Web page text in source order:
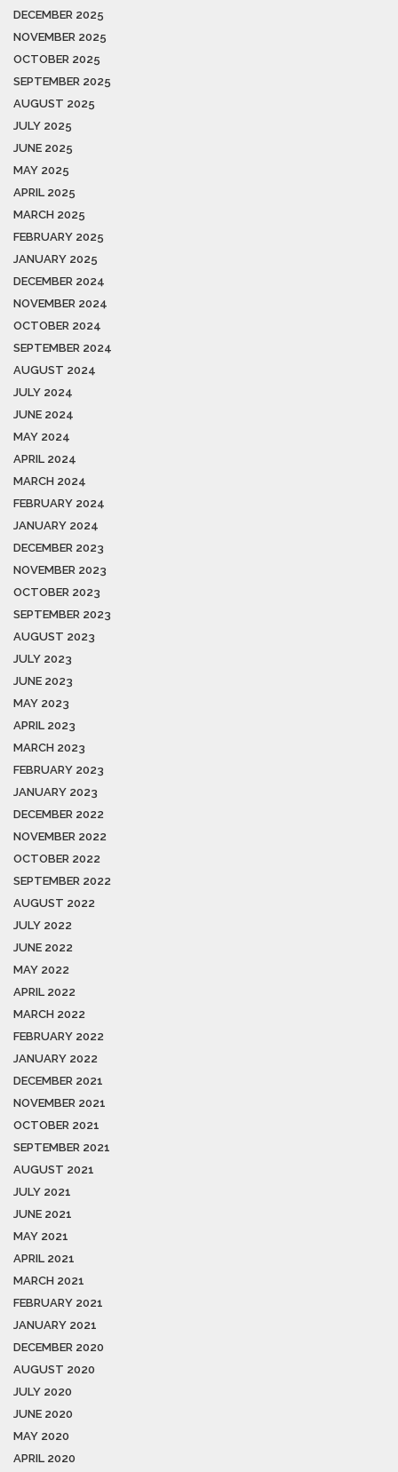
DECEMBER 2025
NOVEMBER 2025
OCTOBER 2025
SEPTEMBER 2025
AUGUST 2025
JULY 2025
JUNE 2025
MAY 2025
APRIL 2025
MARCH 2025
FEBRUARY 2025
JANUARY 2025
DECEMBER 2024
NOVEMBER 2024
OCTOBER 2024
SEPTEMBER 2024
AUGUST 2024
JULY 2024
JUNE 2024
MAY 2024
APRIL 2024
MARCH 2024
FEBRUARY 2024
JANUARY 2024
DECEMBER 2023
NOVEMBER 2023
OCTOBER 2023
SEPTEMBER 2023
AUGUST 2023
JULY 2023
JUNE 2023
MAY 2023
APRIL 2023
MARCH 2023
FEBRUARY 2023
JANUARY 2023
DECEMBER 2022
NOVEMBER 2022
OCTOBER 2022
SEPTEMBER 2022
AUGUST 2022
JULY 2022
JUNE 2022
MAY 2022
APRIL 2022
MARCH 2022
FEBRUARY 2022
JANUARY 2022
DECEMBER 2021
NOVEMBER 2021
OCTOBER 2021
SEPTEMBER 2021
AUGUST 2021
JULY 2021
JUNE 2021
MAY 2021
APRIL 2021
MARCH 2021
FEBRUARY 2021
JANUARY 2021
DECEMBER 2020
AUGUST 2020
JULY 2020
JUNE 2020
MAY 2020
APRIL 2020